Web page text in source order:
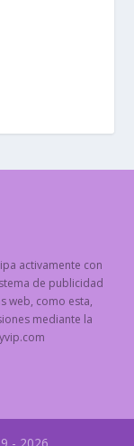
activamente con
de publicidad
web, como esta,
mediante la